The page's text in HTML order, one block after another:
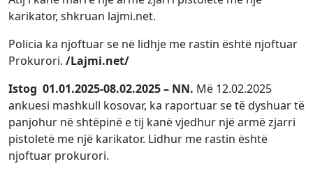
karikator, shkruan lajmi.net.
Policia ka njoftuar se në lidhje me rastin është njoftuar
Prokurori. /Lajmi.net/
Istog 01.01.2025-08.02.2025 – NN. Më 12.02.2025
ankuesi mashkull kosovar, ka raportuar se të dyshuar të
panjohur në shtëpinë e tij kanë vjedhur një armë zjarri
pistoletë me një karikator. Lidhur me rastin është
njoftuar prokurori.